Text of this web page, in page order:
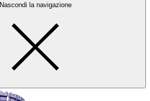
Nascondi la navigazione